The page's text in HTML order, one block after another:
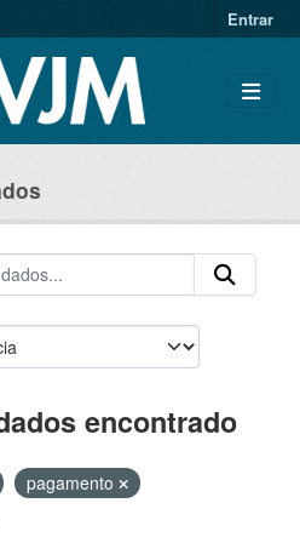
Entrar
encontrado
pagamento